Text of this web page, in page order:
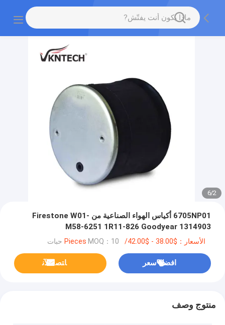
2
/
6
6705NP01 أكياس الهواء الصناعية من Firestone W01-
M58-6251 1R11-826 Goodyear 1314903
الأسعار：$38.00 - $42.00/Pieces MOQ：10 حبات
افضل سعر ﺎﺘﺼﻟ ﺍﻶﻧ
منتوج وصف